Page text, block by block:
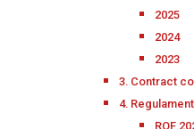
2025
2024
2023
3. Contract
4.
ROF